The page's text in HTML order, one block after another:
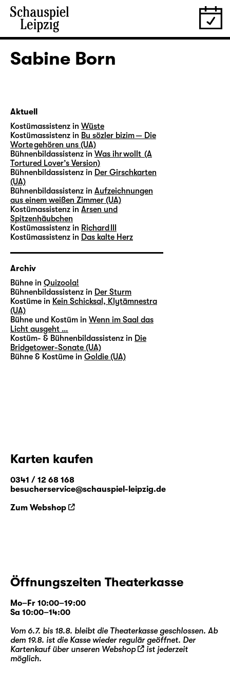
Sabine Born
Aktuell
Kostümassistenz in Wüste
Kostümassistenz in Bu sözler bizim — Die
Worte gehören uns (UA)
Bühnenbildassistenz in Was ihr wollt (A
Tortured Lover’s Version)
Bühnenbildassistenz in Der Girschkarten
(UA)
Bühnenbildassistenz in Aufzeichnungen
aus einem weißen Zimmer (UA)
Kostümassistenz in Arsen und
Spitzenhäubchen
Kostümassistenz in Richard III
Kostümassistenz in Das kalte Herz
Archiv
Bühne in Quizoola!
Bühnenbildassistenz in Der Sturm
Kostüme in Kein Schicksal, Klytämnestra
(UA)
Bühne und Kostüm in Wenn im Saal das
Licht ausgeht …
Kostüm- & Bühnenbildassistenz in Die
Bridgetower-Sonate (UA)
Bühne & Kostüme in Goldie (UA)
Karten kaufen
0341 / 12 68 168
besucherservice@schauspiel-leipzig.de
Zum Webshop
Öffnungszeiten Theaterkasse
Mo–Fr 10:00–19:00
Sa 10:00–14:00
Vom 6.7. bis 18.8. bleibt die Theaterkasse geschlossen. Ab
dem 19.8. ist die Kasse wieder regulär geöffnet. Der
Kartenkauf über unseren Webshop
ist jederzeit
möglich.